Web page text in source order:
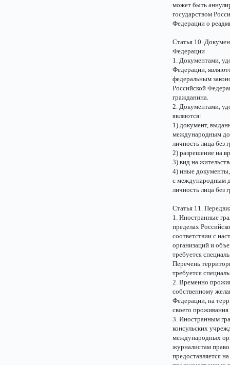
может быть
государством
Федерации о
Статья 10.
Федерации
1. Документами,
Федерации,
федеральным
Российской
гражданина.
2. Документами,
являются:
1) документ,
международным
личность лица без
2) разрешение на
3) вид на
4) иные
с международным
личность лица без
Статья 11.
1. Иностранные
пределах
соответствии с
организаций и
требуется
Перечень
требуется
2. Временно
собственному
Федерации, на
своего
3. Иностранным
консульских
международных
журналистам
предоставляется